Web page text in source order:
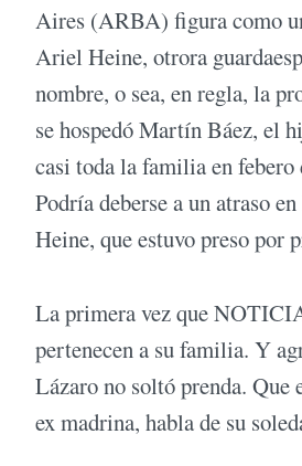
Aires (ARBA) figura como
Ariel Heine, otrora
nombre, o sea, en regla, la
se hospedó Martín Báez, el
casi toda la familia en
Podría deberse a un atraso
Heine, que estuvo preso por
La primera vez que
pertenecen a su familia. Y
Lázaro no soltó prenda. Que
ex madrina, habla de su